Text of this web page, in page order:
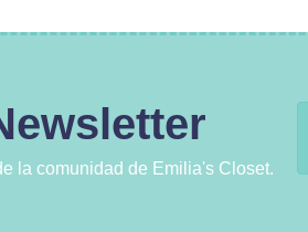
la comunidad de Emilia's Closet.